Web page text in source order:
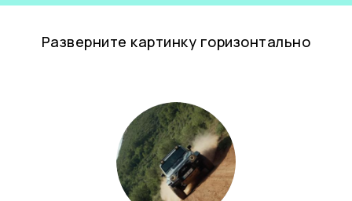
Разверните картинку горизонтально